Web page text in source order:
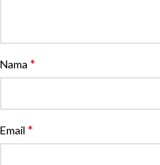
Nama *
Email *